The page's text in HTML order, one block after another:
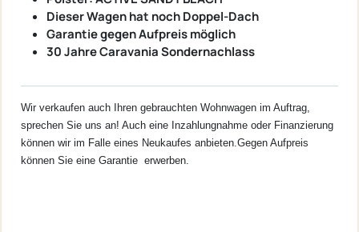
Dieser Wagen hat noch Doppel-Dach
Garantie gegen Aufpreis möglich
30 Jahre Caravania Sondernachlass
Wir verkaufen auch Ihren gebrauchten Wohnwagen im Auftrag,
sprechen Sie uns an! Auch eine Inzahlungnahme oder Finanzierung
können wir im Falle eines Neukaufes anbieten.Gegen Aufpreis
können Sie eine Garantie erwerben.